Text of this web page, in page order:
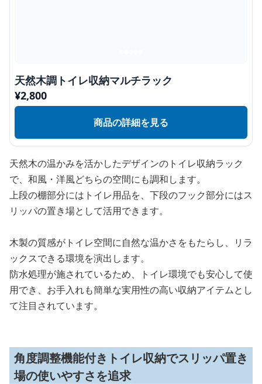
天然木調トイレ収納マルチラック
¥2,800
商品の詳細を見る
天然木の温かみを活かしたデザインのトイレ収納ラック
で、和風・洋風どちらの空間にも調和します。
上段の棚部分にはトイレ用品を、下段のフック部分にはス
リッパの置き場として活用できます。
木製の質感がトイレ空間に自然な温かさをもたらし、リラ
ックスできる環境を演出します。
防水処理が施されているため、トイレ環境でも安心して使
用でき、お手入れも簡単な実用性の高い収納アイテムとし
て注目されています。
角度調整機能付きトイレ収納でスリッパ置き
場の使いやすさを追求